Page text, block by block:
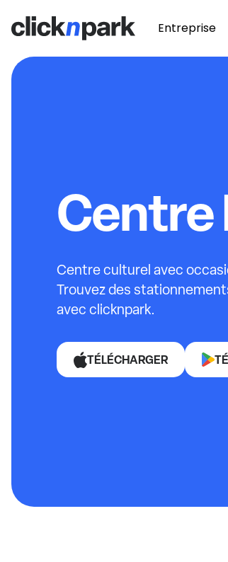
Entreprise
Centre
Centre culturel avec
Trouvez des
avec clicknpark.
TÉLÉCHARGER